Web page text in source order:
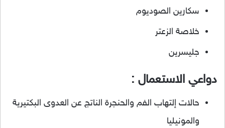
سكارين الصوديوم
خلاصة الزعتر
جليسرين
دواعي الاستعمال :
حالات إلتهاب الفم والحنجرة الناتج عن العدوى البكتيرية
والمونيليا